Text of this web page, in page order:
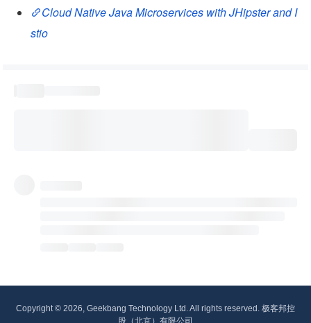
Cloud Native Java Microservices with JHipster and I
stio
Copyright © 2026, Geekbang Technology Ltd. All rights reserved. 极客邦控
股（北京）有限公司